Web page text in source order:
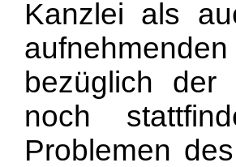
Kanzlei als
bezüglich
noch
Problemen